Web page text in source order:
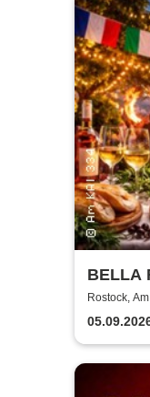
BELLA
Kultur
Rostock,